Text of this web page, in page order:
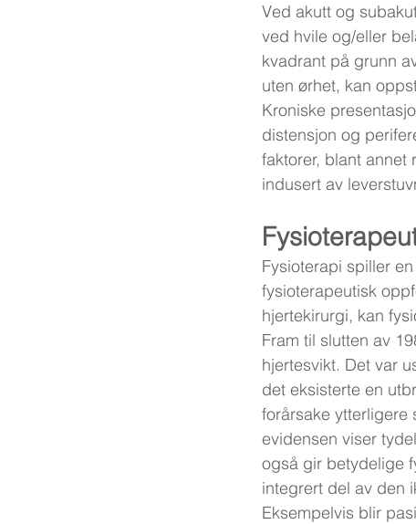
Ved akutt og
ved hvile og/eller
kvadrant på grunn
uten ørhet, kan
Kroniske
distensjon og
faktorer, blant annet
indusert av
Fysioterapi spiller
fysioterapeutisk
hjertekirurgi, kan
Fram til slutten av
hjertesvikt. Det var
det eksisterte en
forårsake ytterligere
evidensen viser
også gir betydelige
integrert del av den
Eksempelvis blir